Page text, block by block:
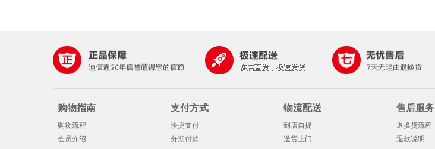
购物指南
购物流程
会员介绍
支付方式
快捷支付
分期付款
物流配送
到店自提
送货上门
售后服务
退换货流程
退款说明